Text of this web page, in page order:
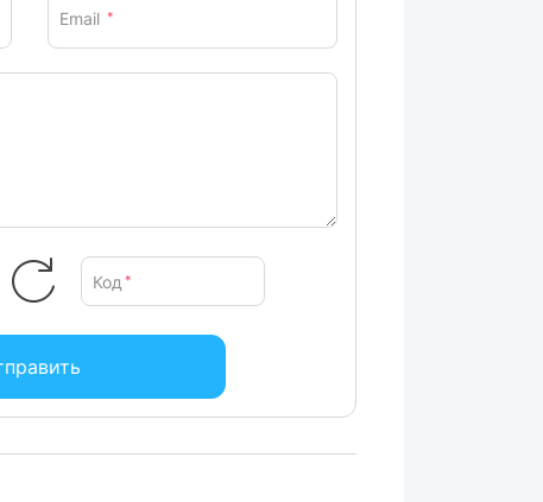
требования промышленных стандартов.
и высококачественные компоненты –
электричества. Он поддерживает
питание от неиспользуемых
передачи данных до 32 Гбит/с. Он
современных твердотельных
Email *
Код *